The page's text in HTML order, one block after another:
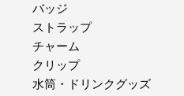
バッジ
ストラップ
チャーム
クリップ
水筒・ドリンクグッズ